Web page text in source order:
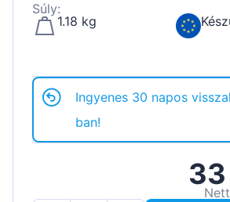
Súly:
1.18 kg
Ingyenes 30 napos
ban!